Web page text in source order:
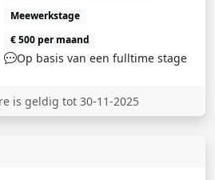
Meewerkstage
€ 500 per maand
Op basis van een fulltime stage
is geldig tot 30-11-2025